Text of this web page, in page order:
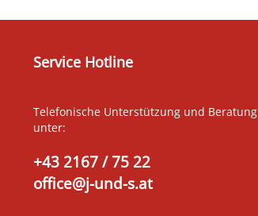
Service Hotline
Telefonische Unterstützung und Beratung
unter:
+43 2167 / 75 22
office@j-und-s.at